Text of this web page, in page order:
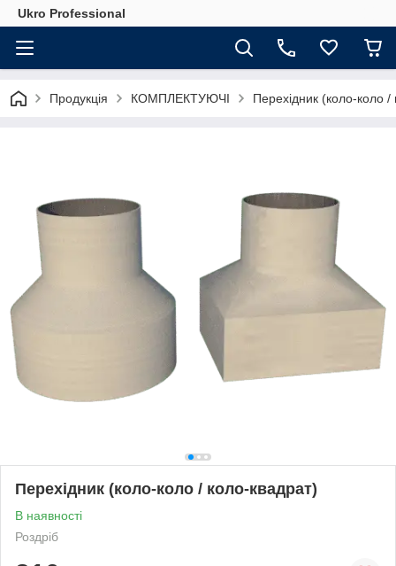
Ukro Professional
Продукція КОМПЛЕКТУЮЧІ Перехідник (коло-коло /
Перехідник (коло-коло / коло-квадрат)
В наявності
Роздріб